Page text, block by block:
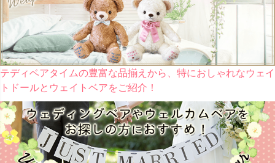
テディベアタイムの豊富な品揃えから、特におしゃれなウェイ
トドールとウェイトベアをご紹介！